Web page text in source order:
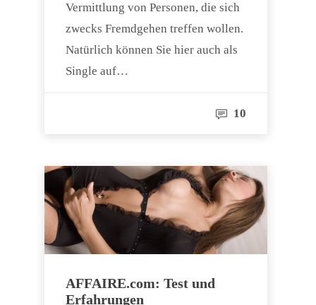
Vermittlung von Personen, die sich
zwecks Fremdgehen treffen wollen.
Natürlich können Sie hier auch als
Single auf…
10
AFFAIRE.com: Test und
Erfahrungen